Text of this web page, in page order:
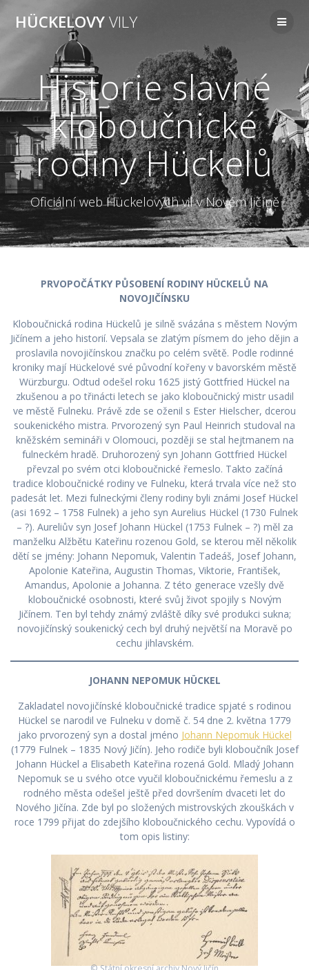
HÜCKELOVYVILY
Historie slavné
kloboučnické
rodiny Hückelů
Oficiální web Hückelových vil v Novém Jičíně
PRVOPOČÁTKY PŮSOBENÍ RODINY HÜCKELŮ NA
NOVOJIČÍNSKU
Kloboučnická rodina Hückelů je silně svázána s městem Novým
Jičínem a jeho historií. Vepsala se zlatým písmem do jeho dějin a
proslavila novojičínskou značku po celém světě. Podle rodinné
kroniky mají Hückelové své původní kořeny v bavorském městě
Würzburgu. Odtud odešel roku 1625 jistý Gottfried Hückel na
zkušenou a po třinácti letech se jako kloboučnický mistr usadil
ve městě Fulneku. Právě zde se oženil s Ester Hielscher, dcerou
soukenického mistra. Prvorozený syn Paul Heinrich studoval na
kněžském semináři v Olomouci, později se stal hejtmanem na
fulneckém hradě. Druhorozený syn Johann Gottfried Hückel
převzal po svém otci kloboučnické řemeslo. Takto začíná
tradice kloboučnické rodiny ve Fulneku, která trvala více než sto
padesát let. Mezi fulneckými členy rodiny byli známi Josef Hückel
(asi 1692 – 1758 Fulnek) a jeho syn Aurelius Hückel (1730 Fulnek
– ?). Aureliův syn Josef Johann Hückel (1753 Fulnek – ?) měl za
manželku Alžbětu Kateřinu rozenou Gold, se kterou měl několik
dětí se jmény: Johann Nepomuk, Valentin Tadeáš, Josef Johann,
Apolonie Kateřina, Augustin Thomas, Viktorie, František,
Amandus, Apolonie a Johanna. Z této generace vzešly dvě
kloboučnické osobnosti, které svůj život spojily s Novým
Jičínem. Ten byl tehdy známý zvláště díky své produkci sukna;
novojičínský soukenický cech byl druhý největší na Moravě po
cechu jihlavském.
JOHANN NEPOMUK HÜCKEL
Zakladatel novojičínské kloboučnické tradice spjaté s rodinou
Hückel se narodil ve Fulneku v domě č. 54 dne 2. května 1779
jako prvorozený syn a dostal jméno Johann Nepomuk Hückel
(1779 Fulnek – 1835 Nový Jičín). Jeho rodiče byli kloboučník Josef
Johann Hückel a Elisabeth Kateřina rozená Gold. Mladý Johann
Nepomuk se u svého otce vyučil kloboučnickému řemeslu a z
rodného města odešel ještě před dovršením dvaceti let do
Nového Jičína. Zde byl po složených mistrovských zkouškách v
roce 1799 přijat do zdejšího kloboučnického cechu. Vypovídá o
tom opis listiny: